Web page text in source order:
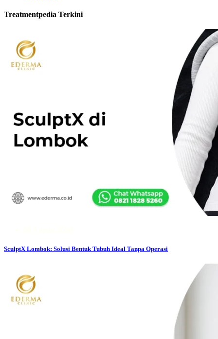
Treatmentpedia Terkini
SculptX Lombok: Solusi Bentuk Tubuh Ideal Tanpa Operasi